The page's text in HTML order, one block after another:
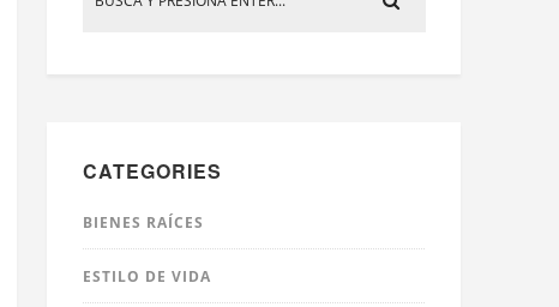
CATEGORIES
BIENES RAÍCES
ESTILO DE VIDA